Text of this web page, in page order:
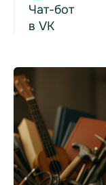
Чат-бот
в VK